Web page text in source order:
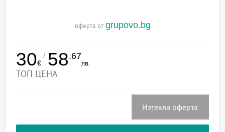
оферта от grupovo.bg
30€
/ 58.67
лв.
ТОП ЦЕНА
Изтекла оферта